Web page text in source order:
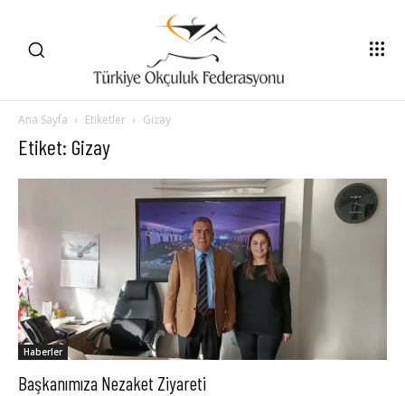
Ana Sayfa Etiketler Gizay
Etiket: Gizay
Haberler
Başkanımıza Nezaket Ziyareti